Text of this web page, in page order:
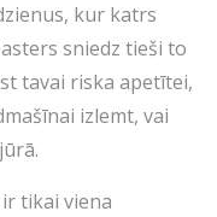
kur katrs
sniedz tieši to
tavai riska apetītei,
izlemt, vai
tikai viena